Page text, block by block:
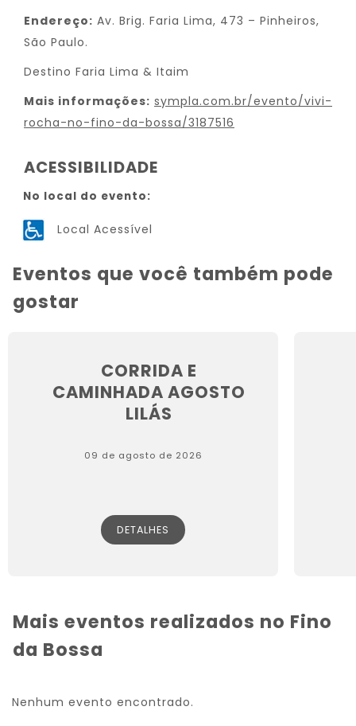
Endereço: Av. Brig. Faria Lima, 473 – Pinheiros,
São Paulo.
Destino Faria Lima & Itaim
Mais informações: sympla.com.br/evento/vivi-
rocha-no-fino-da-bossa/3187516
ACESSIBILIDADE
No local do evento:
Local Acessível
Eventos que você também pode
gostar
CORRIDA E
CAMINHADA AGOSTO
LILÁS
09 de agosto de 2026
DETALHES
Mais eventos realizados no Fino
da Bossa
Nenhum evento encontrado.